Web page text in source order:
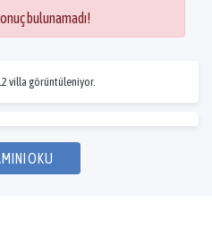
bulunamadı!
villa görüntüleniyor.
OKU